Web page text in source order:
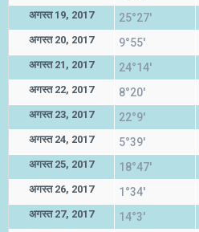
अगस्त 19, 2017 25°27'
अगस्त 20, 2017 9°55'
अगस्त 21, 2017 24°14'
अगस्त 22, 2017 8°20'
अगस्त 23, 2017 22°9'
अगस्त 24, 2017 5°39'
अगस्त 25, 2017 18°47'
अगस्त 26, 2017 1°34'
अगस्त 27, 2017 14°3'